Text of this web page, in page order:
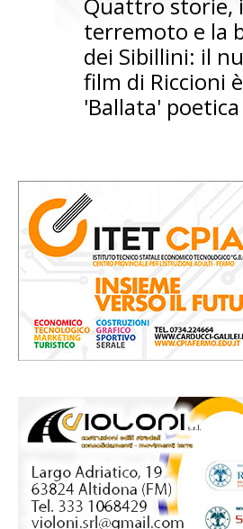
Quattro storie,
terremoto e la
dei Sibillini: il
film di Riccioni
'Ballata' poetica